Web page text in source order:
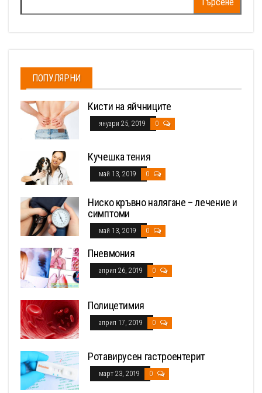
за:
ПОПУЛЯРНИ
Кисти на яйчниците
януари 25, 2019 0
Кучешка тения
май 13, 2019 0
Ниско кръвно налягане – лечение и
симптоми
май 13, 2019 0
Пневмония
април 26, 2019 0
Полицетимия
април 17, 2019 0
Ротавирусен гастроентерит
март 23, 2019 0